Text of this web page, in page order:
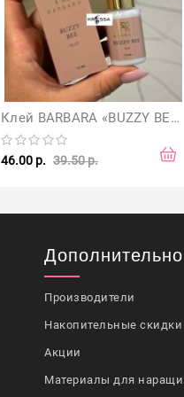
Клей BARBARA «BUZZY BEE» для наращивания ресниц, 10 мл (годен до 01.01.2027)
46.00 р. 39.50 р.
Дополнительно
Производители
Накопительные скидки
Акции
Материалы для